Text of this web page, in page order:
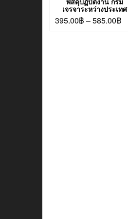
เจรจาระหว่างประเทศ
395.00฿ –585.00฿